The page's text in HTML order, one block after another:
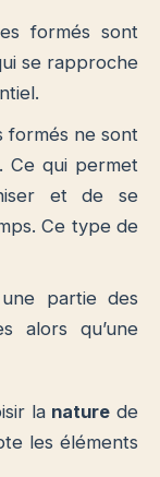
formés sont
se rapproche
formés ne sont
Ce qui permet
et de se
Ce type de
partie des
alors qu’une
la nature de
les éléments